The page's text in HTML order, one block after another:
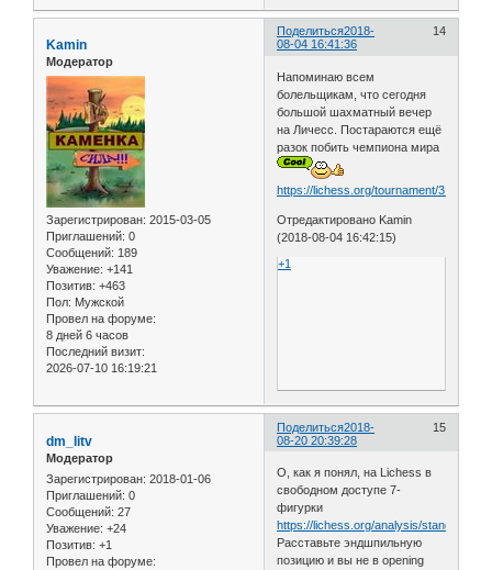
Поделиться 14
2018-
08-04 16:41:36
Kamin
Модератор
Зарегистрирован: 2015-03-05
Приглашений: 0
Сообщений: 189
Уважение: +141
Позитив: +463
Пол: Мужской
Провел на форуме:
8 дней 6 часов
Последний визит:
2026-07-10 16:19:21
Напоминаю всем
болельщикам, что сегодня
большой шахматный вечер
на Личесс. Постараются ещё
разок побить чемпиона мира
https://lichess.org/tournament/3ImmfhBr
Отредактировано Kamin
(2018-08-04 16:42:15)
+1
Поделиться 15
2018-
08-20 20:39:28
dm_litv
Модератор
Зарегистрирован: 2018-01-06
Приглашений: 0
Сообщений: 27
Уважение: +24
Позитив: +1
Провел на форуме:
О, как я понял, на Lichess в
свободном доступе 7-
фигурки
https://lichess.org/analysis/standard/
Расставьте эндшпильную
позицию и вы не в opening